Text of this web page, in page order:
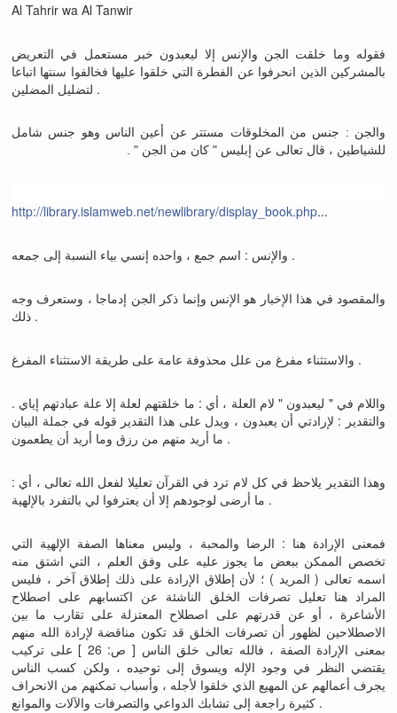
Al Tahrir wa Al Tanwir
فقوله وما خلقت الجن والإنس إلا ليعبدون خبر مستعمل في التعريض
بالمشركين الذين انحرفوا عن الفطرة التي خلقوا عليها فخالفوا سنتها اتباعا
لتضليل المضلين .
والجن : جنس من المخلوقات مستتر عن أعين الناس وهو جنس شامل
للشياطين ، قال تعالى عن إبليس " كان من الجن " .
http://library.islamweb.net/newlibrary/display_book.php...
والإنس : اسم جمع ، واحده إنسي بياء النسبة إلى جمعه .
والمقصود في هذا الإخبار هو الإنس وإنما ذكر الجن إدماجا ، وستعرف وجه
ذلك .
والاستثناء مفرغ من علل محذوفة عامة على طريقة الاستثناء المفرغ .
واللام في " ليعبدون " لام العلة ، أي : ما خلقتهم لعلة إلا علة عبادتهم إياي .
والتقدير : لإرادتي أن يعبدون ، ويدل على هذا التقدير قوله في جملة البيان
ما أريد منهم من رزق وما أريد أن يطعمون .
وهذا التقدير يلاحظ في كل لام ترد في القرآن تعليلا لفعل الله تعالى ، أي :
ما أرضى لوجودهم إلا أن يعترفوا لي بالتفرد بالإلهية .
فمعنى الإرادة هنا : الرضا والمحبة ، وليس معناها الصفة الإلهية التي
تخصص الممكن ببعض ما يجوز عليه على وفق العلم ، التي اشتق منه
اسمه تعالى ( المريد ) ؛ لأن إطلاق الإرادة على ذلك إطلاق آخر ، فليس
المراد هنا تعليل تصرفات الخلق الناشئة عن اكتسابهم على اصطلاح
الأشاعرة ، أو عن قدرتهم على اصطلاح المعتزلة على تقارب ما بين
الاصطلاحين لظهور أن تصرفات الخلق قد تكون مناقضة لإرادة الله منهم
بمعنى الإرادة الصفة ، فالله تعالى خلق الناس [ ص: 26 ] على تركيب
يقتضي النظر في وجود الإله ويسوق إلى توحيده ، ولكن كسب الناس
يجرف أعمالهم عن المهيع الذي خلقوا لأجله ، وأسباب تمكنهم من الانحراف
كثيرة راجعة إلى تشابك الدواعي والتصرفات والآلات والموانع .